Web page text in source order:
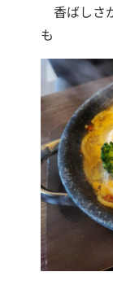
香ばしさ
も